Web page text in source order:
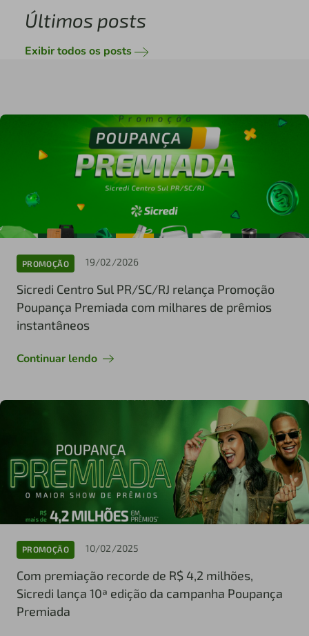
Últimos posts
Exibir todos os posts
PROMOÇÃO 19/02/2026
Sicredi Centro Sul PR/SC/RJ relança Promoção
Poupança Premiada com milhares de prêmios
instantâneos
Continuar lendo
PROMOÇÃO 10/02/2025
Com premiação recorde de R$ 4,2 milhões,
Sicredi lança 10ª edição da campanha Poupança
Premiada